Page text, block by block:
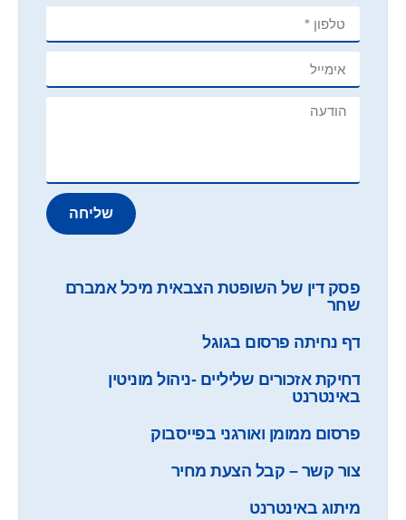
שליחה
פסק דין של השופטת הצבאית מיכל אמברם
שחר
דף נחיתה פרסום בגוגל
דחיקת אזכורים שליליים -ניהול מוניטין
באינטרנט
פרסום ממומן ואורגני בפייסבוק
צור קשר – קבל הצעת מחיר
מיתוג באינטרנט